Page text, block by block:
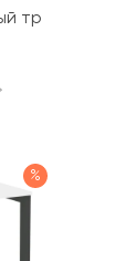
EPIC
треугольный
%